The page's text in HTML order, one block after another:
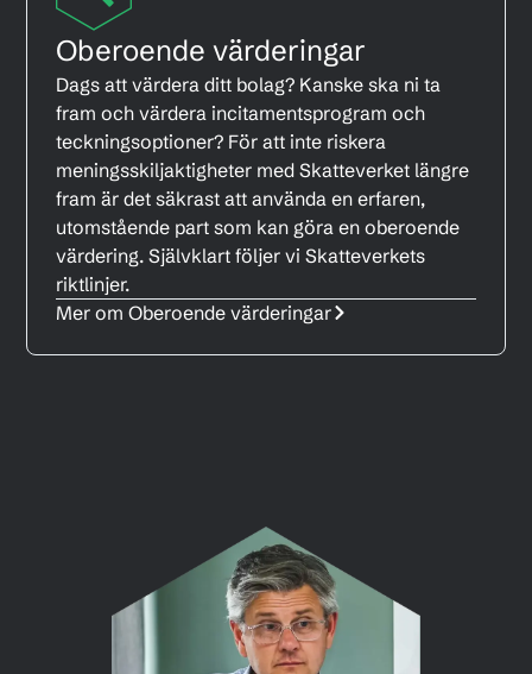
Oberoende värderingar
Dags att värdera ditt bolag? Kanske ska ni ta
fram och värdera incitamentsprogram och
teckningsoptioner? För att inte riskera
meningsskiljaktigheter med Skatteverket längre
fram är det säkrast att använda en erfaren,
utomstående part som kan göra en oberoende
värdering. Självklart följer vi Skatteverkets
riktlinjer.
Mer om Oberoende värderingar